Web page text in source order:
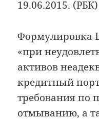
19.06.2015. (РБК)
Формулировка
«при
активов
кредитный
требования по
отмыванию, а